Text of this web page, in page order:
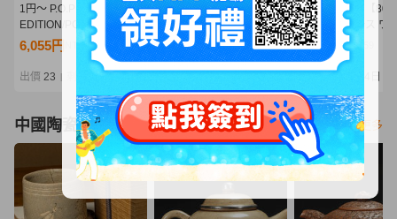
1円～ P.O.P LIMITED
EDITION/POP ONE
PIECE 黒檻のヒナ 再販
6,055円 NT1,310
出價 23 1日
02w27099★1円~ 一番く
じ ワンピース -エルバフ
編- GIANT BASH!! Vol.1
ラストワン賞 ロキ ※未開
封 フィギュア 中古品【牛
久店】
7,425円NT1,606
Qaz402-099♪【80
開封]ワンピース ワ
コレクタブルフィ
まとめ売り
1,200円NT259
中國陶瓷器 看更多